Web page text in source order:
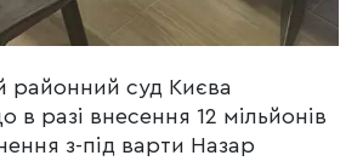
районний суд Києва
в разі внесення 12 мільйонів
з-під варти Назар